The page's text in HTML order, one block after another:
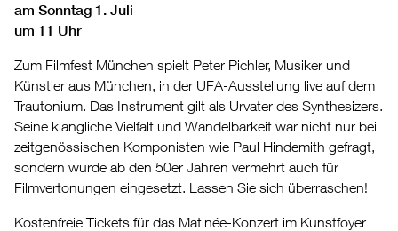
am Sonntag 1. Juli
um 11 Uhr
Zum Filmfest München spielt Peter Pichler, Musiker und
Künstler aus München, in der UFA-Ausstellung live auf dem
Trautonium. Das Instrument gilt als Urvater des Synthesizers.
Seine klangliche Vielfalt und Wandelbarkeit war nicht nur bei
zeitgenössischen Komponisten wie Paul Hindemith gefragt,
sondern wurde ab den 50er Jahren vermehrt auch für
Filmvertonungen eingesetzt. Lassen Sie sich überraschen!
Kostenfreie Tickets für das Matinée-Konzert im Kunstfoyer